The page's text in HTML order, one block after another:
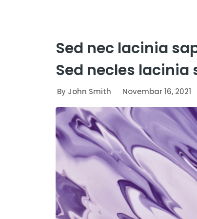
Sed nec lacinia
Sed necles lacinia
By John Smith Novembar 16, 2021